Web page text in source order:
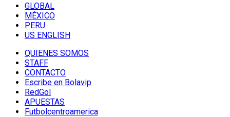
GLOBAL
MÉXICO
PERU
US ENGLISH
QUIENES SOMOS
STAFF
CONTACTO
Escribe en Bolavip
RedGol
APUESTAS
Futbolcentroamerica